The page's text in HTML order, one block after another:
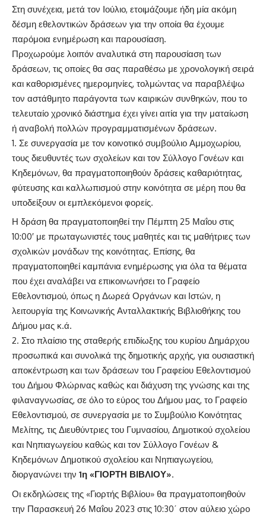
Στη συνέχεια, μετά τον Ιούλιο, ετοιμάζουμε ήδη μία ακόμη
δέσμη εθελοντικών δράσεων για την οποία θα έχουμε
παρόμοια ενημέρωση και παρουσίαση.
Προχωρούμε λοιπόν αναλυτικά στη παρουσίαση των
δράσεων, τις οποίες θα σας παραθέσω με χρονολογική σειρά
και καθορισμένες ημερομηνίες, τολμώντας να παραβλέψω
τον αστάθμητο παράγοντα των καιρικών συνθηκών, που το
τελευταίο χρονικό διάστημα έχει γίνει αιτία για την ματαίωση
ή αναβολή πολλών προγραμματισμένων δράσεων.
Σε συνεργασία με τον κοινοτικό συμβούλιο Αμμοχωρίου,
τους διευθυντές των σχολείων και τον Σύλλογο Γονέων και
Κηδεμόνων, θα πραγματοποιηθούν δράσεις καθαριότητας,
φύτευσης και καλλωπισμού στην κοινότητα σε μέρη που θα
υποδείξουν οι εμπλεκόμενοι φορείς.
Η δράση θα πραγματοποιηθεί την Πέμπτη 25 Μαΐου στις
10:00′ με πρωταγωνιστές τους μαθητές και τις μαθήτριες των
σχολικών μονάδων της κοινότητας. Επίσης, θα
πραγματοποιηθεί καμπάνια ενημέρωσης για όλα τα θέματα
που έχει αναλάβει να επικοινωνήσει το Γραφείο
Εθελοντισμού, όπως η Δωρεά Οργάνων και Ιστών, η
λειτουργία της Κοινωνικής Ανταλλακτικής Βιβλιοθήκης του
Δήμου μας κ.ά.
Στο πλαίσιο της σταθερής επιδίωξης του κυρίου Δημάρχου
προσωπικά και συνολικά της δημοτικής αρχής, για ουσιαστική
αποκέντρωση και των δράσεων του Γραφείου Εθελοντισμού
του Δήμου Φλώρινας καθώς και διάχυση της γνώσης και της
φιλαναγνωσίας, σε όλο το εύρος του Δήμου μας, το Γραφείο
Εθελοντισμού, σε συνεργασία με το Συμβούλιο Κοινότητας
Μελίτης, τις Διευθύντριες του Γυμνασίου, Δημοτικού σχολείου
και Νηπιαγωγείου καθώς και τον Σύλλογο Γονέων &
Κηδεμόνων Δημοτικού σχολείου και Νηπιαγωγείου,
διοργανώνει την 1η «ΓΙΟΡΤΗ ΒΙΒΛΙΟΥ».
Οι εκδηλώσεις της «Γιορτής Βιβλίου» θα πραγματοποιηθούν
την Παρασκευή 26 Μαΐου 2023 στις 10:30΄ στον αύλειο χώρο